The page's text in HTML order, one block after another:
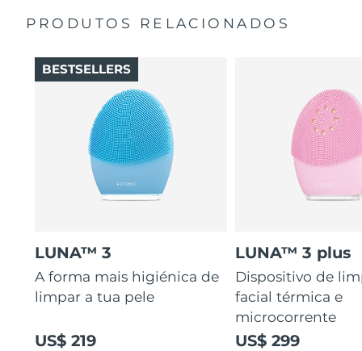
PRODUTOS RELACIONADOS
LUNA™ 3
A forma mais higiénica de
limpar a tua pele
US$ 219
BESTSELLERS
LUNA™ 3 plus
Dispositivo de
facial térmica e
microcorrente
US$ 299